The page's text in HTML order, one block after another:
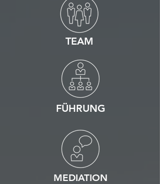
TEAM
FÜHRUNG
MEDIATION